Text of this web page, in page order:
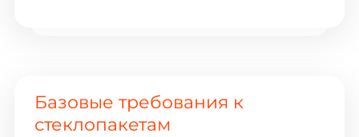
Базовые требования к
стеклопакетам